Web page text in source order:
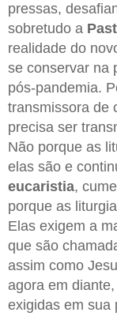
pressas,
sobretudo a
realidade do
se conservar na
pós-pandemia.
transmissora de
precisa ser
Não porque as
elas são e
eucaristia,
porque as
Elas exigem a
que são
assim como
agora em
exigidas em sua